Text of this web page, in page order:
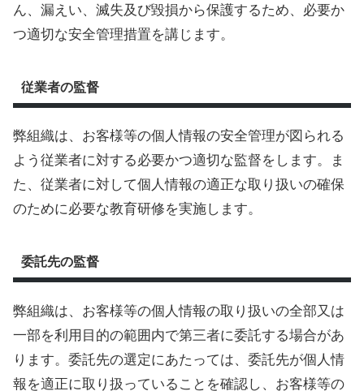
ん、漏えい、滅失及び毀損から保護するため、必要か
つ適切な安全管理措置を講じます。
従業者の監督
弊組織は、お客様等の個人情報の安全管理が図られる
よう従業者に対する必要かつ適切な監督をします。ま
た、従業者に対して個人情報の適正な取り扱いの確保
のために必要な教育研修を実施します。
委託先の監督
弊組織は、お客様等の個人情報の取り扱いの全部又は
一部を利用目的の範囲内で第三者に委託する場合があ
ります。委託先の選定にあたっては、委託先が個人情
報を適正に取り扱っていることを確認し、お客様等の